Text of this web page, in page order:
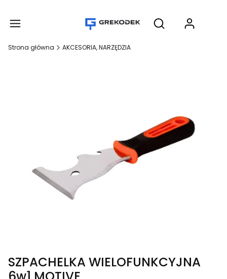
Otwórz
Strona główna AKCESORIA, NARZĘDZIA
SZPACHELKA WIELOFUNKCYJNA